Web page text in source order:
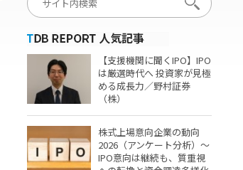
【支援機関に聞くIPO】IPO
は厳選時代へ 投資家が見極
める成長力／野村証券
（株）
株式上場意向企業の動向
2026（アンケート分析）～
IPO意向は継続も、質重視